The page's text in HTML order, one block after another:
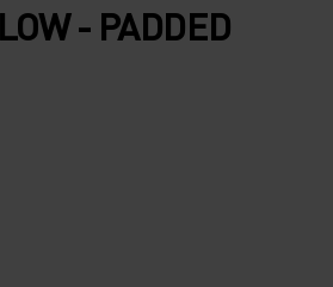
- PADDED